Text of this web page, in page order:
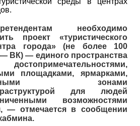
необходимо
проект «туристического
города» (не более 100
— ВК) — единого пространства
площадками, ярмарками,
зонами
для людей
возможностями
— отмечается в сообщении